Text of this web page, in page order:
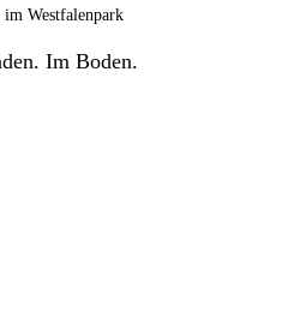
Westfalenpark
Im Boden.